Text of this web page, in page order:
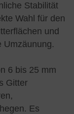
Stabilität
Wahl für den
und
Umzäunung.
6 bis 25 mm
Gitter
Es